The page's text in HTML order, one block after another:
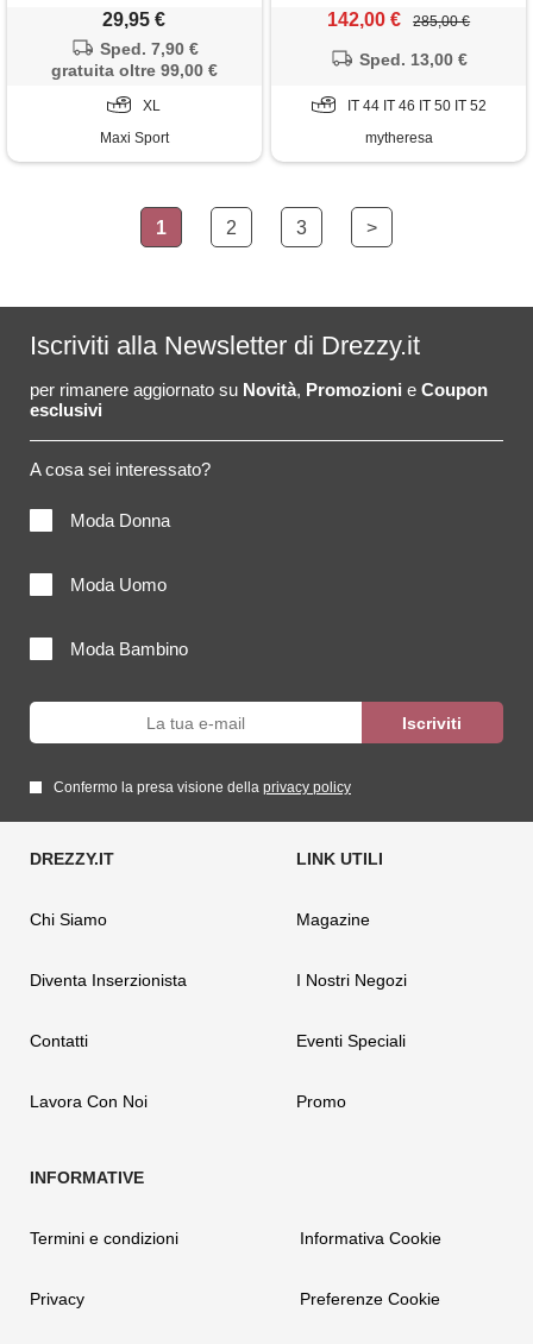
bianco
29,95 €
Sped. 7,90 €
gratuita oltre 99,00 €
XL
Maxi Sport
142,00 € 285,00 €
Sped. 13,00 €
IT 44 IT 46 IT 50 IT 52
mytheresa
1 2 3 >
Iscriviti alla Newsletter di Drezzy.it
per rimanere aggiornato su Novità, Promozioni e Coupon
esclusivi
A cosa sei interessato?
Moda Donna
Moda Uomo
Moda Bambino
Confermo la presa visione della privacy policy
Chi Siamo
Diventa Inserzionista
Contatti
Lavora Con Noi
Magazine
I Nostri Negozi
Eventi Speciali
Promo
Termini e condizioni
Privacy
Informativa Cookie
Preferenze Cookie